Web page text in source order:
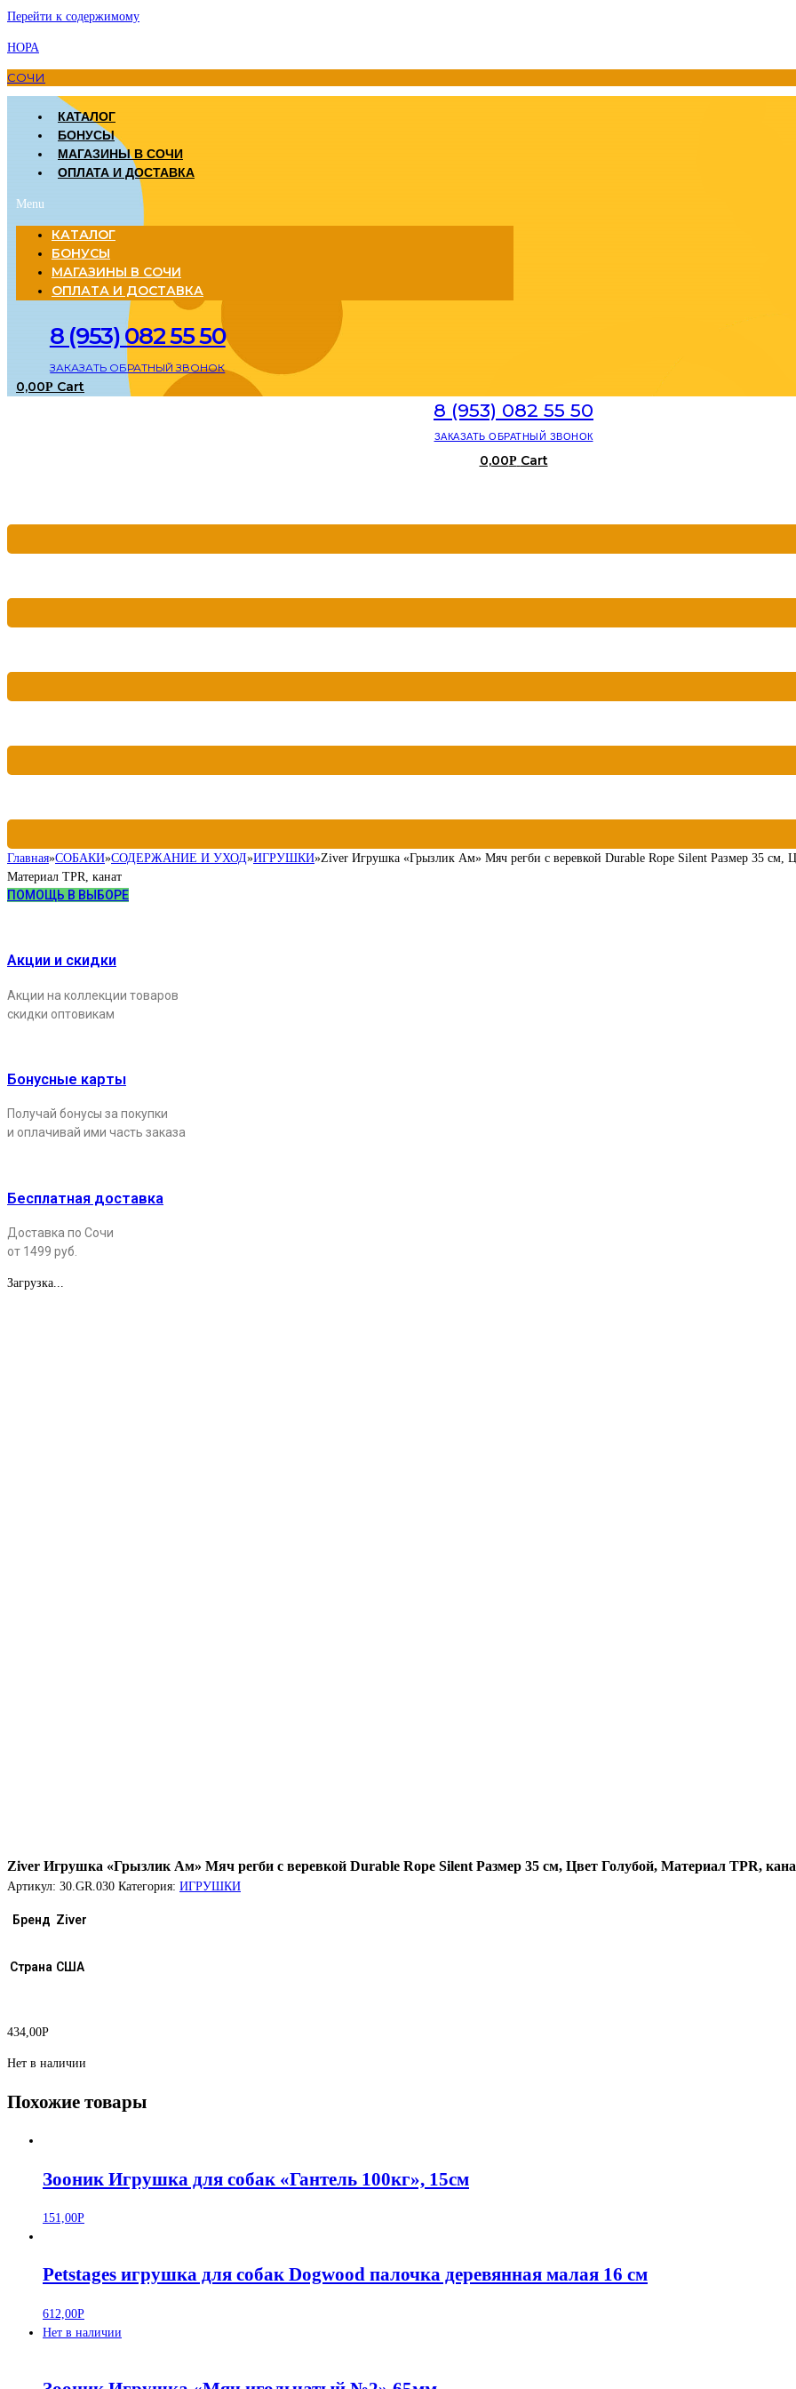
Перейти к содержимому
НОРА
СОЧИ
КАТАЛОГ
БОНУСЫ
МАГАЗИНЫ В СОЧИ
ОПЛАТА И ДОСТАВКА
Menu
КАТАЛОГ
БОНУСЫ
МАГАЗИНЫ В СОЧИ
ОПЛАТА И ДОСТАВКА
8 (953) 082 55 50
ЗАКАЗАТЬ ОБРАТНЫЙ ЗВОНОК
0,00Р Cart
8 (953) 082 55 50
ЗАКАЗАТЬ ОБРАТНЫЙ ЗВОНОК
0,00Р Cart
Главная»СОБАКИ»СОДЕРЖАНИЕ И УХОД»ИГРУШКИ»Ziver Игрушка «Грызлик Ам» Мяч регби с веревкой Durable Rope Silent Размер 35 см,
Материал TPR, канат
ПОМОЩЬ В ВЫБОРЕ
Акции и скидки
Акции на коллекции товаров
скидки оптовикам
Бонусные карты
Получай бонусы за покупки
и оплачивай ими часть заказа
Бесплатная доставка
Доставка по Сочи
от 1499 руб.
Загрузка...
Ziver Игрушка «Грызлик Ам» Мяч регби с веревкой Durable Rope Silent Размер 35 см, Цвет Голубой, Материал TPR,
Артикул: 30.GR.030 Категория: ИГРУШКИ
Бренд Ziver
Страна США
434,00Р
Нет в наличии
Похожие товары
Зооник Игрушка для собак «Гантель 100кг», 15см
151,00Р
Petstages игрушка для собак Dogwood палочка деревянная малая 16 см
612,00Р
Нет в наличии